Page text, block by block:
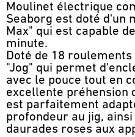
Moulinet électrique
Seaborg est doté d'un
Max" qui est capable
minute.
Doté de 18
"Jog" qui permet
avec le pouce tout en
excellente préhension
est parfaitement
profondeur au jig,
daurades roses aux